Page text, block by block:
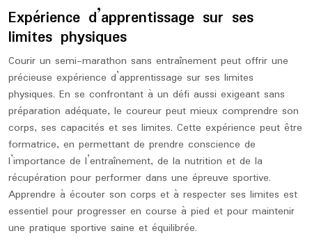
Expérience d’apprentissage sur ses
limites physiques
Courir un semi-marathon sans entraînement peut offrir une
précieuse expérience d’apprentissage sur ses limites
physiques. En se confrontant à un défi aussi exigeant sans
préparation adéquate, le coureur peut mieux comprendre son
corps, ses capacités et ses limites. Cette expérience peut être
formatrice, en permettant de prendre conscience de
l’importance de l’entraînement, de la nutrition et de la
récupération pour performer dans une épreuve sportive.
Apprendre à écouter son corps et à respecter ses limites est
essentiel pour progresser en course à pied et pour maintenir
une pratique sportive saine et équilibrée.